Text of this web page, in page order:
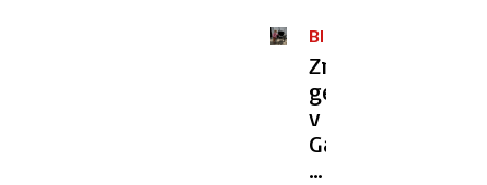
BLIŽNJI
VZHOD
Znaki
genocida:
v
Gazi
število